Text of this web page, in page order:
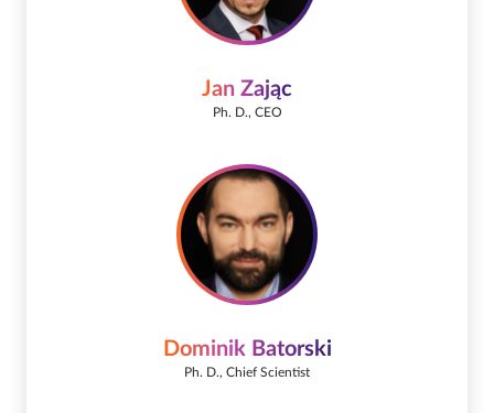
Jan Zając
Ph. D., CEO
Dominik Batorski
Ph. D., Chief Scientist